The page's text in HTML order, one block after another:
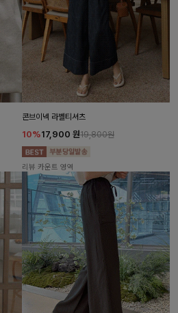
콘브이넥 라벨티셔츠
10%17,900 원19,800원
리뷰 카운트 영역